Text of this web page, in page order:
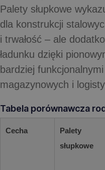
Palety słupkowe
dla konstrukcji
i trwałość – ale
ładunku dzięki
bardziej
magazynowych i
Tabela porównawcza
Cecha
Palety
słupkowe